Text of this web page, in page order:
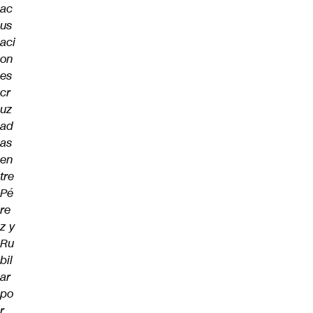
ac
us
aci
on
es
cr
uz
ad
as
en
tre
Pé
re
z y
Ru
bil
ar
po